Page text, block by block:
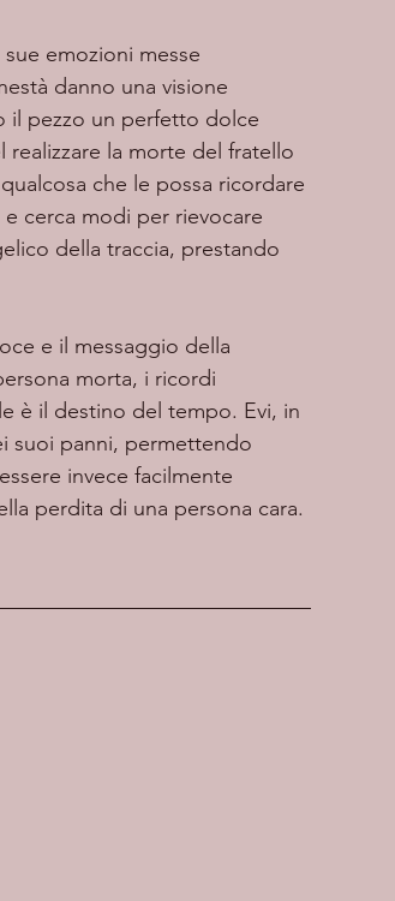
danno una visione
il pezzo un perfetto dolce
realizzare la morte del fratello
che le possa ricordare
cerca modi per rievocare
della traccia, prestando
morta, i ricordi
è il destino del tempo. Evi, in
suoi panni, permettendo
invece facilmente
perdita di una persona cara.